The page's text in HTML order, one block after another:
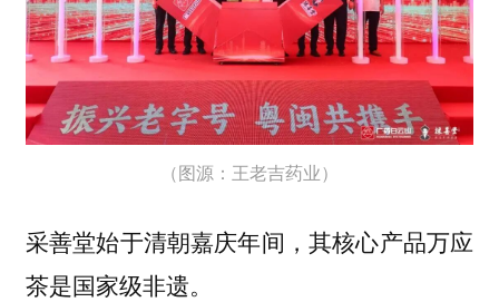
（图源：王老吉药业）
采善堂始于清朝嘉庆年间，其核心产品万应
茶是国家级非遗。